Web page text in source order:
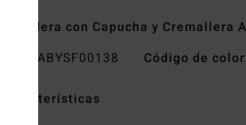
Sudadera con Capucha y Cremallera
ABYSF00138 Código de color
Características